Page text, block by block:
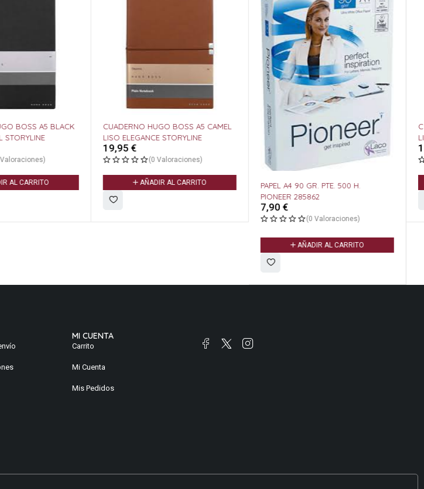
HUGO BOSS A5 CAMEL
STORYLINE
(0 Valoraciones)
AÑADIR AL CARRITO
PAPEL A4 90 GR. PTE. 500 H.
CUADERNO HUGO BOSS A6 NEGRO
LISO ELEGANCE STORYLINE
14,95 €
(0 Valoraciones)
AÑADIR AL CARRITO
MI CUENTA
Carrito
Mi Cuenta
Mis Pedidos